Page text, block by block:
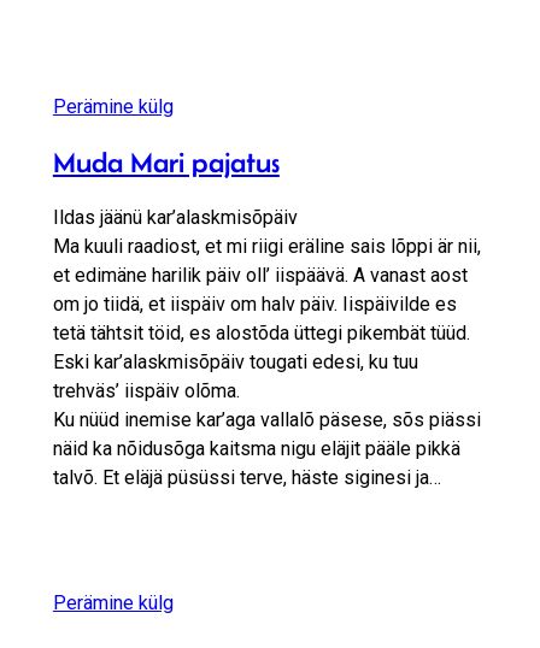
Perämine külg
Muda Mari pajatus
Ildas jäänü kar’alaskmisõpäiv
Ma kuuli raadiost, et mi riigi eräline sais lõppi är nii,
et edimäne harilik päiv oll’ iispäävä. A vanast aost
om jo tiidä, et iispäiv om halv päiv. Iispäivilde es
tetä tähtsit töid, es alostõda üttegi pikembät tüüd.
Eski kar’alaskmisõpäiv tougati edesi, ku tuu
trehväs’ iispäiv olõma.
Ku nüüd inemise kar’aga vallalõ päsese, sõs piässi
näid ka nõidusõga kaitsma nigu eläjit pääle pikkä
talvõ. Et eläjä püsüssi terve, häste siginesi ja…
Perämine külg